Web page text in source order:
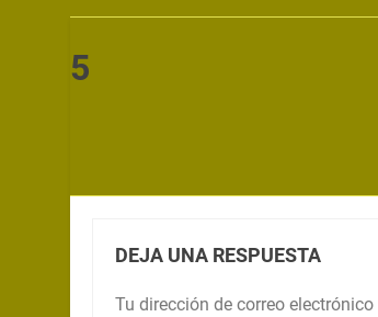
5
DEJA UNA RESPUESTA
Tu dirección de correo